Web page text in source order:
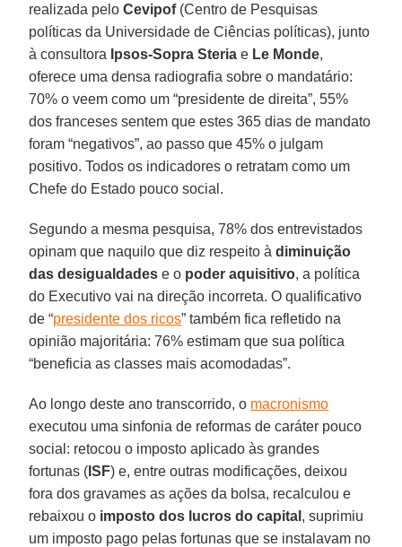
realizada peloCevipof(Centro de Pesquisas
políticas da Universidade de Ciências políticas), junto
à consultora Ipsos-Sopra Steria e Le Monde,
oferece uma densa radiografia sobre o mandatário:
70% o veem como um “presidente de direita”, 55%
dos franceses sentem que estes 365 dias de mandato
foram “negativos”, ao passo que 45% o julgam
positivo. Todos os indicadores o retratam como um
Chefe do Estado pouco social.
Segundo a mesma pesquisa, 78% dos entrevistados
opinam que naquilo que diz respeito àdiminuição
das desigualdades e o poder aquisitivo, a política
do Executivo vai na direção incorreta. O qualificativo
de “presidente dos ricos” também fica refletido na
opinião majoritária: 76% estimam que sua política
“beneficia as classes mais acomodadas”.
Ao longo deste ano transcorrido, o macronismo
executou uma sinfonia de reformas de caráter pouco
social: retocou o imposto aplicado às grandes
fortunas ( ISF) e, entre outras modificações, deixou
fora dos gravames as ações da bolsa, recalculou e
rebaixou o imposto dos lucros do capital , suprimiu
um imposto pago pelas fortunas que se instalavam no